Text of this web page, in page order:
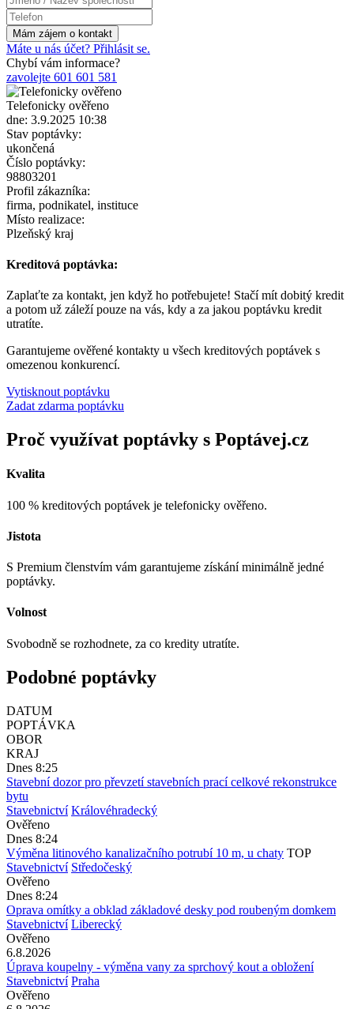
Máte u nás účet? Přihlásit se.
Chybí vám informace?
zavolejte 601 601 581
Telefonicky ověřeno
dne: 3.9.2025 10:38
Stav poptávky:
ukončená
Číslo poptávky:
98803201
Profil zákazníka:
firma, podnikatel, instituce
Místo realizace:
Plzeňský kraj
Kreditová poptávka:
Zaplaťte za kontakt, jen když ho potřebujete! Stačí mít dobitý kredit
a potom už záleží pouze na vás, kdy a za jakou poptávku kredit
utratíte.
Garantujeme ověřené kontakty u všech kreditových poptávek s
omezenou konkurencí.
Vytisknout poptávku
Zadat zdarma poptávku
Proč využívat poptávky s Poptávej.cz
Kvalita
100 % kreditových poptávek je telefonicky ověřeno.
Jistota
S Premium členstvím vám garantujeme získání minimálně jedné
poptávky.
Volnost
Svobodně se rozhodnete, za co kredity utratíte.
Podobné poptávky
DATUM
POPTÁVKA
OBOR
KRAJ
Dnes 8:25
Stavební dozor pro převzetí stavebních prací celkové rekonstrukce
bytu
Stavebnictví Královéhradecký
Ověřeno
Dnes 8:24
Výměna litinového kanalizačního potrubí 10 m, u chaty TOP
Stavebnictví Středočeský
Ověřeno
Dnes 8:24
Oprava omítky a obklad základové desky pod roubeným domkem
Stavebnictví Liberecký
Ověřeno
6.8.2026
Úprava koupelny - výměna vany za sprchový kout a obložení
Stavebnictví Praha
Ověřeno